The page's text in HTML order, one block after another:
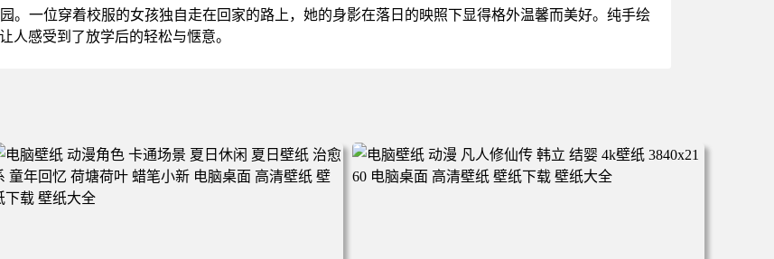
。一位穿着校服的女孩独自走在回家的路上，她的身影在落日的映照下显得格外温馨而美好。纯手绘
人感受到了放学后的轻松与惬意。